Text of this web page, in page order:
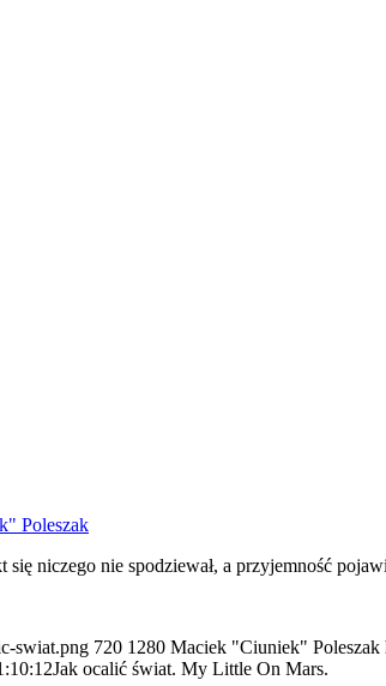
Poleszak
niczego nie spodziewał, a przyjemność
swiat.png 720 1280 Maciek "Ciuniek" Poleszak
Jak ocalić świat. My Little On Mars.